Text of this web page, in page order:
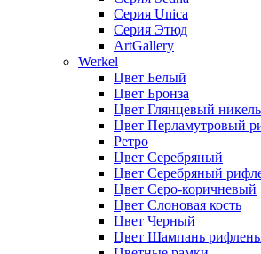
Серия Unica
Серия Этюд
ArtGallery
Werkel
Цвет Белый
Цвет Бронза
Цвет Глянцевый никель
Цвет Перламутровый
Ретро
Цвет Серебряный
Цвет Серебряный
Цвет Серо-коричневый
Цвет Слоновая кость
Цвет Черный
Цвет Шампань